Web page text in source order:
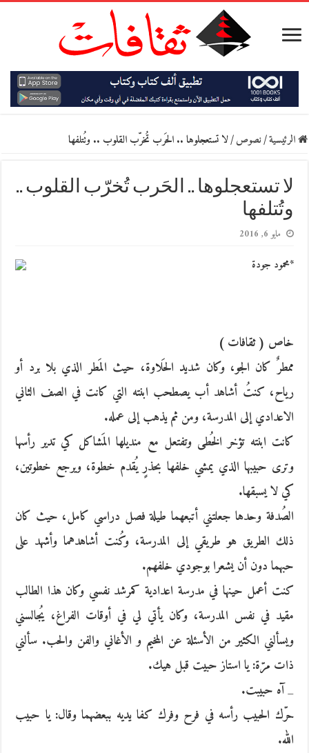
الرئيسية/نصوص/لا تستعجلوها .. الحَرب تُخرّب القلوب .. وتُتلفها
لا تستعجلوها .. الحَرب تُخرّب القلوب ..
وتُتلفها
مايو 6, 2016
*محمود جودة
خاص ( ثقافات )
ممطرٌ كان الجو، وكان شديد الحَلاوة، حيث المَطر الذي بلا برد أو
رياح، كنتُ أشاهد أب يصطحب ابنته التي كانت في الصف الثاني
الاعدادي إلى المدرسة، ومن ثم يذهب إلى عمله.
كانت ابنته تؤخر الخُطى وتفتعل مع منديلها المَشاكل كي تدير رأسها
وترى حبيبها الذي يمشي خلفها بحذرٍ يُقدم خطوة، ويرجع خطوتين،
كي لا يسبقها.
الصُدفة وحدها جعلتني أتبعهما طيلة فصل دراسي كامل، حيث كان
ذلك الطريق هو طريقي إلى المدرسة، وكُنت أشاهدهما وأشهد على
حبهما دون أن يشعرا بوجودي خلفهم.
كنت أعمل حينها في مدرسة اعدادية كمرشد نفسي وكان هذا الطالب
مقيد في نفس المدرسة، وكان يأتي لي في أوقات الفراغ، يُجالسني
ويسألني الكثير من الأسئلة عن المخيم و الأغاني والفن والحب. سألني
ذات مرّة: يا استاز حبيت قبل هيك.
_ آه حبيبت.
حرّك الحبيب رأسه في فرح وفرك كفا يديه ببعضهما وقال: يا حبيب
الله.